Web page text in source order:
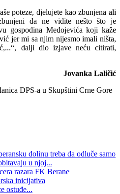
poteze, djelujete kao zbunjena ali
da ne vidite nešto što je
gospodina Medojevića koji kaže
jer mi sa njim nijesmo imali ništa,
dalji dio izjave neću citirati,
Jovanka Laličić
DPS-a u Skupštini Crne Gore
dolinu treba da odluče samo
u njoj...
razara FK Berane
inicijativa
ostuđe...